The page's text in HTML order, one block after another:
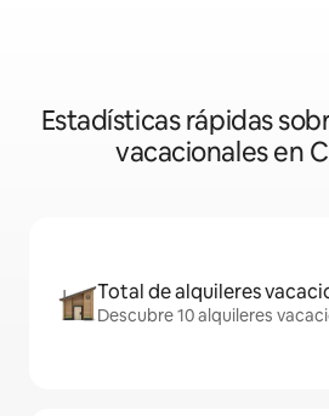
Estadísticas rápidas
vacacionales en
Total de alquileres
Descubre 10 alquileres